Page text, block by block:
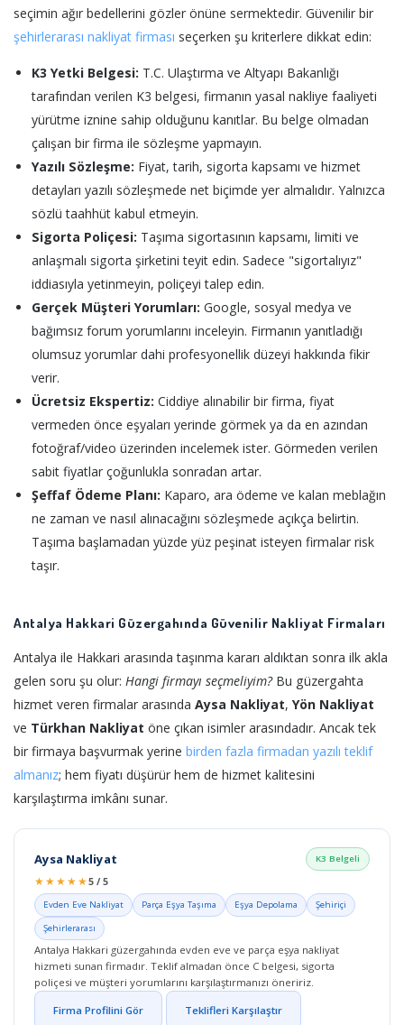
seçimin ağır bedellerini gözler önüne sermektedir. Güvenilir bir
şehirlerarası nakliyat firması seçerken şu kriterlere dikkat edin:
K3 Yetki Belgesi: T.C. Ulaştırma ve Altyapı Bakanlığı
tarafından verilen K3 belgesi, firmanın yasal nakliye faaliyeti
yürütme iznine sahip olduğunu kanıtlar. Bu belge olmadan
çalışan bir firma ile sözleşme yapmayın.
Yazılı Sözleşme: Fiyat, tarih, sigorta kapsamı ve hizmet
detayları yazılı sözleşmede net biçimde yer almalıdır. Yalnızca
sözlü taahhüt kabul etmeyin.
Sigorta Poliçesi: Taşıma sigortasının kapsamı, limiti ve
anlaşmalı sigorta şirketini teyit edin. Sadece "sigortalıyız"
iddiasıyla yetinmeyin, poliçeyi talep edin.
Gerçek Müşteri Yorumları: Google, sosyal medya ve
bağımsız forum yorumlarını inceleyin. Firmanın yanıtladığı
olumsuz yorumlar dahi profesyonellik düzeyi hakkında fikir
verir.
Ücretsiz Ekspertiz: Ciddiye alınabilir bir firma, fiyat
vermeden önce eşyaları yerinde görmek ya da en azından
fotoğraf/video üzerinden incelemek ister. Görmeden verilen
sabit fiyatlar çoğunlukla sonradan artar.
Şeffaf Ödeme Planı: Kaparo, ara ödeme ve kalan meblağın
ne zaman ve nasıl alınacağını sözleşmede açıkça belirtin.
Taşıma başlamadan yüzde yüz peşinat isteyen firmalar risk
taşır.
Antalya Hakkari Güzergahında Güvenilir Nakliyat Firmaları
Antalya ile Hakkari arasında taşınma kararı aldıktan sonra ilk akla
gelen soru şu olur: Hangi firmayı seçmeliyim?Bu güzergahta
hizmet veren firmalar arasında Aysa Nakliyat, Yön Nakliyat
ve Türkhan Nakliyat öne çıkan isimler arasındadır. Ancak tek
bir firmaya başvurmak yerine birden fazla firmadan yazılı teklif
almanız; hem fiyatı düşürür hem de hizmet kalitesini
karşılaştırma imkânı sunar.
Aysa Nakliyat K3 Belgeli
★★★★★5 / 5
Evden Eve Nakliyat Parça Eşya Taşıma Eşya Depolama
Şehiriçi
Şehirlerarası
Antalya Hakkari güzergahında evden eve ve parça eşya nakliyat
hizmeti sunan firmadır. Teklif almadan önce C belgesi, sigorta
poliçesi ve müşteri yorumlarını karşılaştırmanızı öneririz.
Firma Profilini Gör Teklifleri Karşılaştır